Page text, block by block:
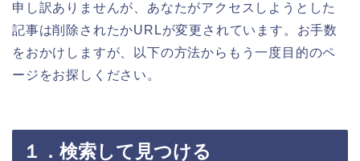
申し訳ありませんが、あなたがアクセスしようとした
記事は削除されたかURLが変更されています。お手数
をおかけしますが、以下の方法からもう一度目的のペ
ージをお探しください。
１．検索して見つける